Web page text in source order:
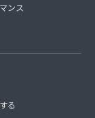
ンス
る